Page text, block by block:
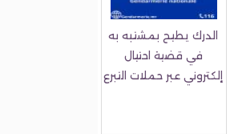
الدرك يطيح بمشتبه به
في قضية احتيال
إلكتروني عبر حملات التبرع